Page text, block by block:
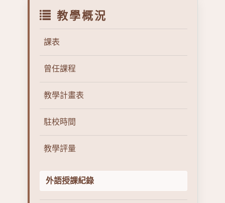
教學概況
課表
曾任課程
教學計畫表
駐校時間
教學評量
外語授課紀錄